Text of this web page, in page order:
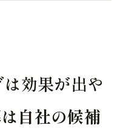
効果が出や
自社の候補